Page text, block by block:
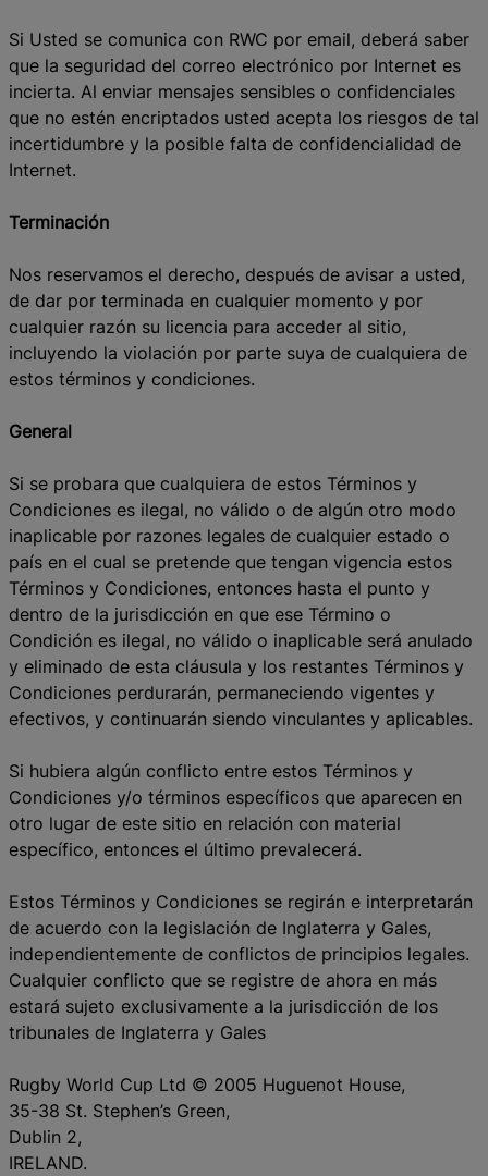
Si Usted se comunica con RWC por email, deberá saber
que la seguridad del correo electrónico por Internet es
incierta. Al enviar mensajes sensibles o confidenciales
que no estén encriptados usted acepta los riesgos de tal
incertidumbre y la posible falta de confidencialidad de
Internet.
Terminación
Nos reservamos el derecho, después de avisar a usted,
de dar por terminada en cualquier momento y por
cualquier razón su licencia para acceder al sitio,
incluyendo la violación por parte suya de cualquiera de
estos términos y condiciones.
General
Si se probara que cualquiera de estos Términos y
Condiciones es ilegal, no válido o de algún otro modo
inaplicable por razones legales de cualquier estado o
país en el cual se pretende que tengan vigencia estos
Términos y Condiciones, entonces hasta el punto y
dentro de la jurisdicción en que ese Término o
Condición es ilegal, no válido o inaplicable será anulado
y eliminado de esta cláusula y los restantes Términos y
Condiciones perdurarán, permaneciendo vigentes y
efectivos, y continuarán siendo vinculantes y aplicables.
Si hubiera algún conflicto entre estos Términos y
Condiciones y/o términos específicos que aparecen en
otro lugar de este sitio en relación con material
específico, entonces el último prevalecerá.
Estos Términos y Condiciones se regirán e interpretarán
de acuerdo con la legislación de Inglaterra y Gales,
independientemente de conflictos de principios legales.
Cualquier conflicto que se registre de ahora en más
estará sujeto exclusivamente a la jurisdicción de los
tribunales de Inglaterra y Gales
Rugby World Cup Ltd © 2005 Huguenot House,
35-38 St. Stephen’s Green,
Dublin 2,
IRELAND.